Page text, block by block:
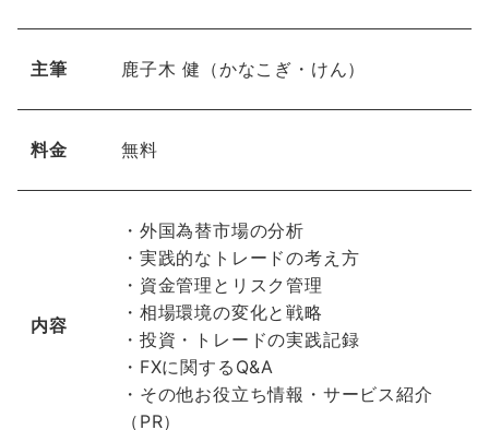
主筆 鹿子木 健（かなこぎ・けん）
料金 無料
内容
・外国為替市場の分析
・実践的なトレードの考え方
・資金管理とリスク管理
・相場環境の変化と戦略
・投資・トレードの実践記録
・FXに関するQ&A
・その他お役立ち情報・サービス紹介
（PR）